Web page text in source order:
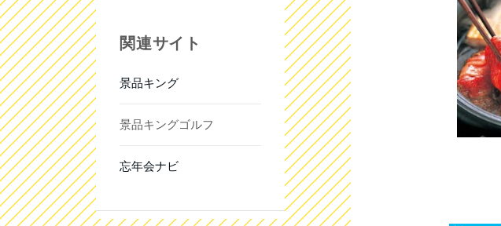
関連サイト
景品キング
景品キングゴルフ
忘年会ナビ